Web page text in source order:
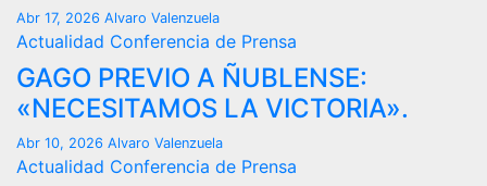
Abr 17, 2026 Alvaro Valenzuela
Actualidad Conferencia de Prensa
GAGO PREVIO A ÑUBLENSE:
«NECESITAMOS LA VICTORIA».
Abr 10, 2026 Alvaro Valenzuela
Actualidad Conferencia de Prensa